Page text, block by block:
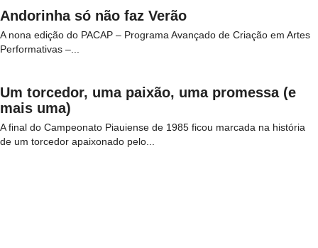
Andorinha só não faz Verão
A nona edição do PACAP – Programa Avançado de Criação em Artes
Performativas –...
Um torcedor, uma paixão, uma promessa (e
mais uma)
A final do Campeonato Piauiense de 1985 ficou marcada na história
de um torcedor apaixonado pelo...